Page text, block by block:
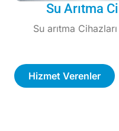
Su Arıtma
Su arıtma
Hizmet Verenler